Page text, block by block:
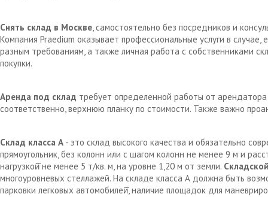
Снять склад в Москве, самостоятельно без посредников и
Компания Praedium оказывает профессиональные услуги в
разным требованиям, а также личная работа с собственниками
покупки.
Аренда под склад требует определенной работы от
соответственно, верхнюю планку по стоимости. Также важно
Склад класса А - это склад высокого качества и обязательно
прямоугольник, без колонн или с шагом колонн не менее 9 м и
нагрузкой̆ не менее 5 т/кв. м, на уровне 1,20 м от земли.
многоуровневых стеллажей. На складе класса А должна быть
парковки легковых автомобилей̆, наличие площадок для